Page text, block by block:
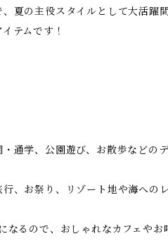
夏の主役スタイルとして大活躍
テムです！
通学、公園遊び、お散歩などの
、お祭り、リゾート地や海への
なるので、おしゃれなカフェやお